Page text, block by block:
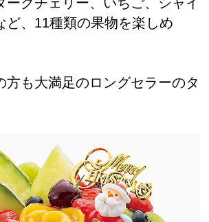
ど、11種類の果物を楽しめ
方も大満足のロングセラーのタ